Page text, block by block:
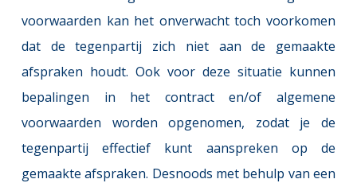
voorwaarden kan het onverwacht toch voorkomen
dat de tegenpartij zich niet aan de gemaakte
afspraken houdt. Ook voor deze situatie kunnen
bepalingen in het contract en/of algemene
voorwaarden worden opgenomen, zodat je de
tegenpartij effectief kunt aanspreken op de
gemaakte afspraken. Desnoods met behulp van een